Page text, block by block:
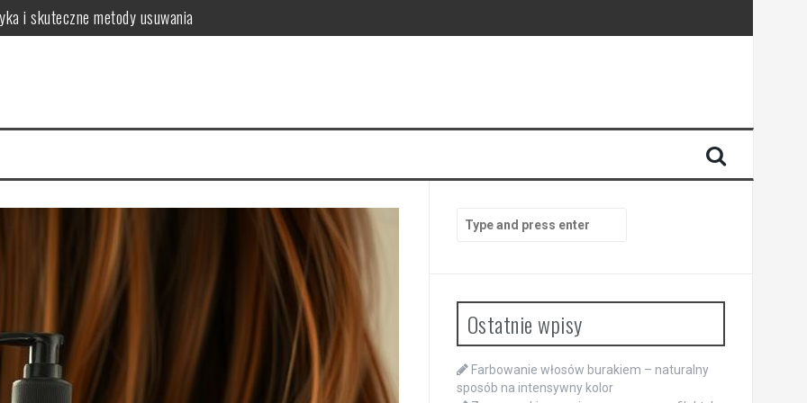
warto wiedzieć?
włosów?
dla zdrowia
na intensywny kolor
for:
Ostatnie wpisy
Farbowanie włosów burakiem – naturalny
sposób na intensywny kolor